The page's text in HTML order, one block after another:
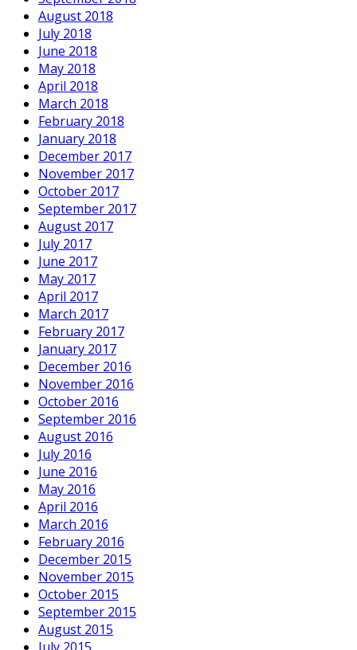
August 2018
July 2018
June 2018
May 2018
April 2018
March 2018
February 2018
January 2018
December 2017
November 2017
October 2017
September 2017
August 2017
July 2017
June 2017
May 2017
April 2017
March 2017
February 2017
January 2017
December 2016
November 2016
October 2016
September 2016
August 2016
July 2016
June 2016
May 2016
April 2016
March 2016
February 2016
December 2015
November 2015
October 2015
September 2015
August 2015